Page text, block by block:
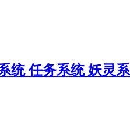
统任务系统妖灵